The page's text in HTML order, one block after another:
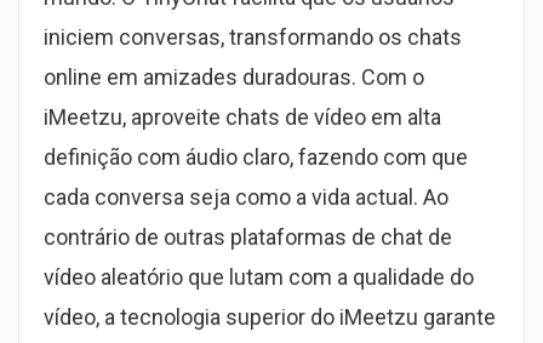
iniciem conversas, transformando os chats
online em amizades duradouras. Com o
iMeetzu, aproveite chats de vídeo em alta
definição com áudio claro, fazendo com que
cada conversa seja como a vida actual. Ao
contrário de outras plataformas de chat de
vídeo aleatório que lutam com a qualidade do
vídeo, a tecnologia superior do iMeetzu garante